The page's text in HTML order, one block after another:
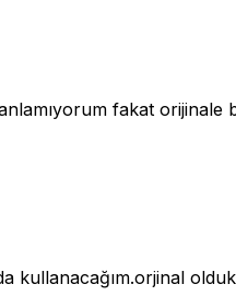
fakat orijinale
kullanacağım.orjinal